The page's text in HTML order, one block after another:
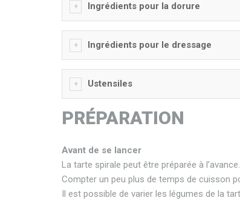
Ingrédients pour la dorure
Ingrédients pour le dressage
Ustensiles
PRÉPARATION
Avant de se lancer
La tarte spirale peut être préparée à l’avance.
Compter un peu plus de temps de cuisson
Il est possible de varier les légumes de la